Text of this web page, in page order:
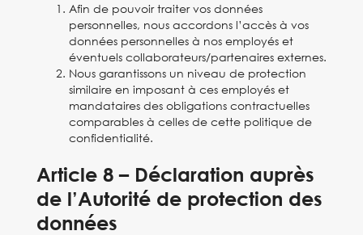
Afin de pouvoir traiter vos données
personnelles, nous accordons l’accès à vos
données personnelles à nos employés et
éventuels collaborateurs/partenaires externes.
Nous garantissons un niveau de protection
similaire en imposant à ces employés et
mandataires des obligations contractuelles
comparables à celles de cette politique de
confidentialité.
Article 8 – Déclaration auprès
de l’Autorité de protection des
données